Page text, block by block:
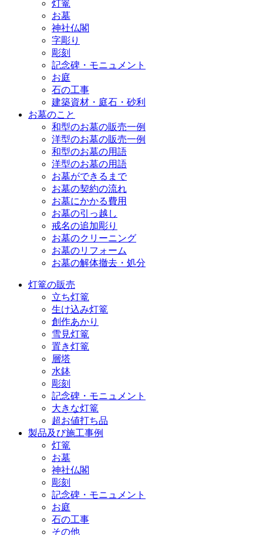
灯篭
お墓
神社仏閣
字彫り
彫刻
記念碑・モニュメント
お庭
石の工事
建築資材・庭石・砂利
お墓のこと
和型のお墓の販売一例
洋型のお墓の販売一例
和型のお墓の用語
洋型のお墓の用語
お墓ができるまで
お墓の契約の流れ
お墓にかかる費用
お墓の引っ越し
戒名の追加彫り
お墓のクリーニング
お墓のリフォーム
お墓の解体撤去・処分
灯篭の販売
立ち灯篭
生け込み灯篭
創作あかり
雪見灯篭
置き灯篭
層塔
水鉢
彫刻
記念碑・モニュメント
大きな灯篭
超お値打ち品
製品及び施工事例
灯篭
お墓
神社仏閣
彫刻
記念碑・モニュメント
お庭
石の工事
その他